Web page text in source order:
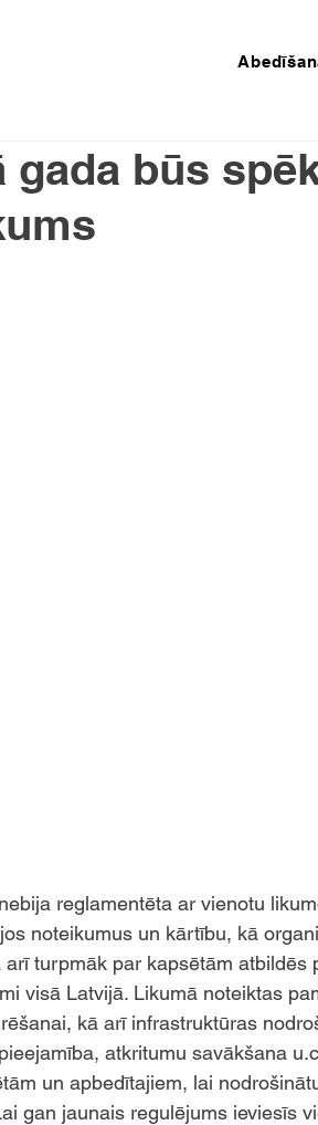
gada būs
reglamentēta ar vienotu
noteikumus un kārtību, kā
turpmāk par kapsētām atbildēs
visā Latvijā. Likumā noteiktas
kā arī infrastruktūras
atkritumu savākšana
un apbedītajiem, lai
gan jaunais regulējums ieviesīs